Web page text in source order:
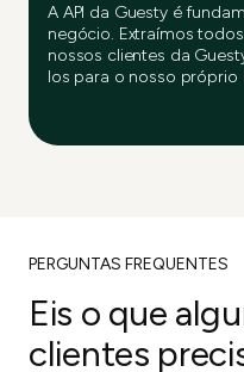
A API da Guesty é
negócio. Extraímos
nossos clientes da
los para o nosso próprio
PERGUNTAS FREQUENTES
Eis o que
clientes